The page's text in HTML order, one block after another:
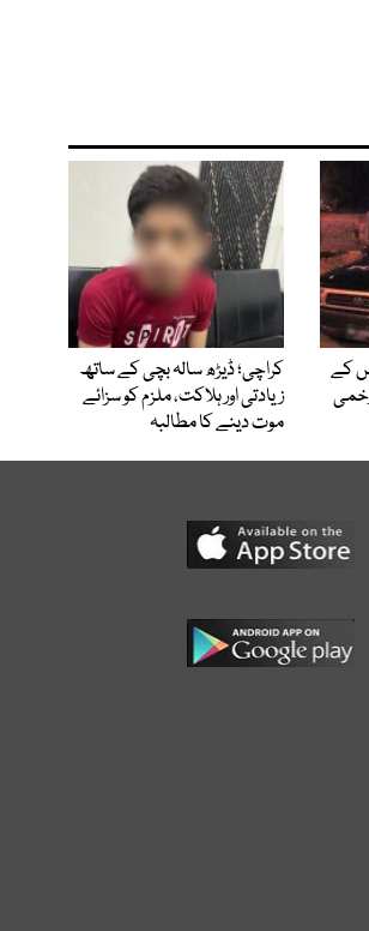
کے
2 ڈاکو زخمی
کراچی؛ ڈیڑھ سالہ بچی کے ساتھ
زیادتی اور ہلاکت، ملزم کو سزائے
موت دینے کا مطالبہ